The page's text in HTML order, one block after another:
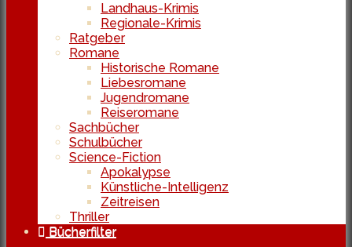
Landhaus-Krimis
Regionale-Krimis
Ratgeber
Romane
Historische Romane
Liebesromane
Jugendromane
Reiseromane
Sachbücher
Schulbücher
Science-Fiction
Apokalypse
Künstliche-Intelligenz
Zeitreisen
Thriller
Bücherfilter